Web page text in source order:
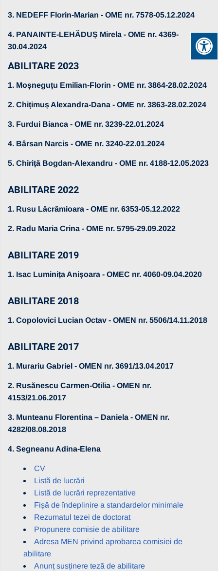
3. NEDEFF Florin-Marian - OME nr. 7578-05.12.2024
4. PANAINTE-LEHĂDUȘ Mirela - OME nr. 4369-
30.04.2024
ABILITARE 2023
1. Moșneguțu Emilian-Florin - OME nr. 3864-28.02.2024
2. Chițimuș Alexandra-Dana - OME nr. 3863-28.02.2024
3. Furdui Bianca - OME nr. 3239-22.01.2024
4. Bârsan Narcis - OME nr. 3240-22.01.2024
5. Chiriță Bogdan-Alexandru - OME nr. 4188-12.05.2023
ABILITARE 2022
1. Rusu Lăcrămioara - OME nr. 6353-05.12.2022
2. Radu Maria Crina - OME nr. 5795-29.09.2022
ABILITARE 2019
1. Isac Luminița Anișoara - OMEC nr. 4060-09.04.2020
ABILITARE 2018
1. Copolovici Lucian Octav - OMEN nr. 5506/14.11.2018
ABILITARE 2017
1. Murariu Gabriel - OMEN nr. 3691/13.04.2017
2. Rusănescu Carmen-Otilia - OMEN nr.
4153/21.06.2017
3. Munteanu Florentina – Daniela - OMEN nr.
4282/08.08.2018
4. Segneanu Adina-Elena
CV
Listă de lucrări
Listă de lucrări reprezentative
Fișă de îndeplinire a standardelor minimale
Rezumatul tezei de doctorat
Propunere comisie de abilitare
Adresa MEN privind aprobarea comisiei de
abilitare
Anunț susținere teză de abilitare